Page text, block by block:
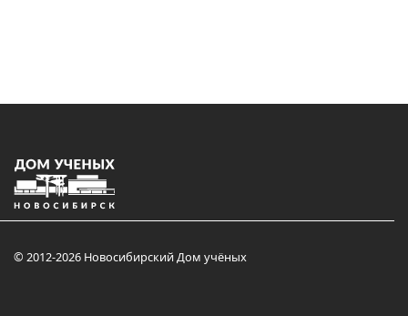
© 2012-2026 Новосибирский Дом учёных